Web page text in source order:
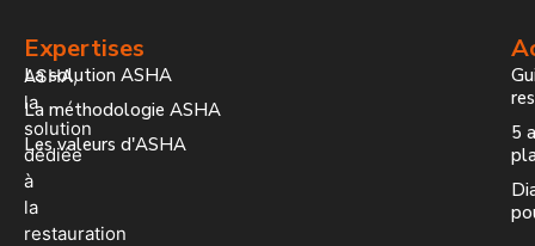
ASHA,
la
solution
dédiée
à
la
restauration
Expertises
La solution ASHA
La méthodologie ASHA
Les valeurs d'ASHA
5